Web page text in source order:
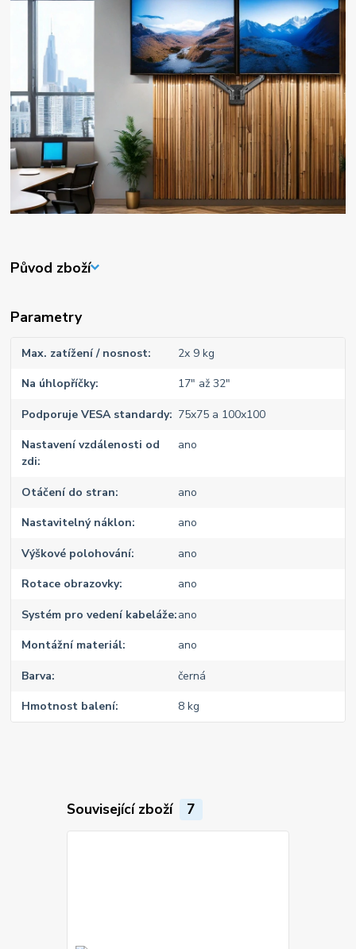
Původ zboží
Parametry
Max. zatížení / nosnost 2x 9 kg
Na úhlopříčky 17" až 32"
Podporuje VESA standardy 75x75 a 100x100
Nastavení vzdálenosti od
zdi
ano
Otáčení do stran ano
Nastavitelný náklon ano
Výškové polohování ano
Rotace obrazovky ano
Systém pro vedení kabeláže ano
Montážní materiál ano
Barva černá
Hmotnost balení 8 kg
Související zboží 7